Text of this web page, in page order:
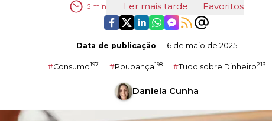
5min Ler mais tarde Favoritos
Data de publicação 6 de maio de 2025
#Consumo197 #Poupança198 #Tudo sobre Dinheiro213
Daniela Cunha